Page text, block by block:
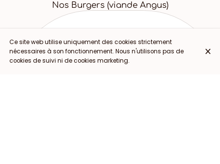
Nos Burgers (viande Angus)
Ce site web utilise uniquement des cookies strictement
nécessaires à son fonctionnement. Nous n'utilisons pas de
cookies de suivi ni de cookies marketing.